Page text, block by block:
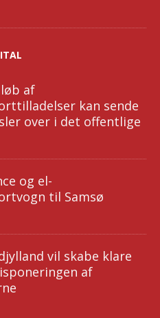
af
kan sende
over i det offentlige
og el-
til Samsø
vil skabe klare
af